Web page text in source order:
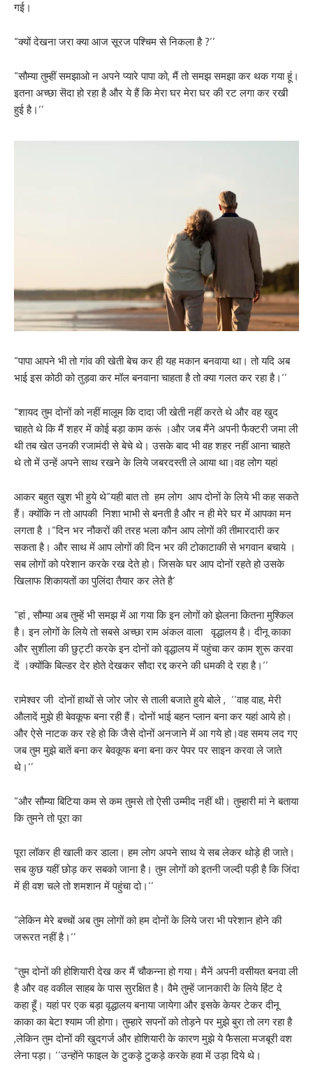
गई।
“क्यों देखना जरा क्या आज सूरज पश्चिम से निकला है ?’’
“सौम्या तुम्हीं समझाओ न अपने प्यारे पापा को, मैं तो समझ समझा कर थक गया हूं।
इतना अच्छा सॆदा हो रहा है और ये हैं कि मेरा घर मेरा घर की रट लगा कर रखी
हुई है।‘’
“पापा आपने भी तो गांव की खेती बेच कर ही यह मकान बनवाया था। तो यदि अब
भाई इस कोठी को तुड़वा कर मॉल बनवाना चाहता है तो क्या गलत कर रहा है।‘’
“शायद तुम दोनों को नहीं मालूम कि दादा जी खेती नहीं करते थे और वह खुद
चाहते थे कि मैं शहर में कोई बड़ा काम करूं ।और जब मैंने अपनी फैक्टरी जमा ली
थी तब खेत उनकी रजामंदी से बेचे थे। उसके बाद भी वह शहर नहीं आना चाहते
थे तो में उन्हें अपने साथ रखने के लिये जबरदस्ती ले आया था।वह लोग यहां
आकर बहुत खुश भी हुये थे“यही बात तो हम लोग आप दोनों के लिये भी कह सकते
हैं। क्योंकि न तो आपकी निशा भाभी से बनती है और न ही मेरे घर में आपका मन
लगता है ।“दिन भर नौकरों की तरह भला कौन आप लोगों की तीमारदारी कर
सकता है। और साथ में आप लोगों की दिन भर की टोकाटाकी से भगवान बचाये ।
सब लोगों को परेशान करके रख देते हो। जिसके घर आप दोनों रहते हो उसके
खिलाफ शिकायतों का पुलिंदा तैयार कर लेते है’
“हां , सौम्या अब तुम्हें भी समझ में आ गया कि इन लोगों को झेलना कितना मुश्किल
है। इन लोगों के लिये तो सबसे अच्छा राम अंकल वाला वृद्धालय है। दीनू काका
और सुशीला की छुट्टी करके इन दोनों को वृद्धालय में पहुंचा कर काम शुरू करवा
दें ।क्योंकि बिल्डर देर होते देखकर सौदा रद्द करने की धमकी दे रहा है।‘’
रामेश्वर जी दोनों हाथों से जोर जोर से ताली बजाते हुये बोले , ‘’वाह वाह, मेरी
औलादें मुझे ही बेवकूफ बना रही हैं। दोनों भाई बहन प्लान बना कर यहां आये हो।
और ऐसे नाटक कर रहे हो कि जैसे दोनों अनजाने में आ गये हो।वह समय लद गए
जब तुम मुझे बातें बना कर बेवकूफ बना बना कर पेपर पर साइन करवा ले जाते
थे।‘’
“और सौम्या बिटिया कम से कम तुमसे तो ऐसी उम्मीद नहीं थी। तुम्हारी मां ने बताया
कि तुमने तो पूरा का
पूरा लॉकर ही खाली कर डाला। हम लोग अपने साथ ये सब लेकर थोड़े ही जाते।
सब कुछ यहीं छोड़ कर सबको जाना है। तुम लोगों को इतनी जल्दी पड़ी है कि जिंदा
में ही वश चले तो शमशान में पहुंचा दो।‘’
“लेकिन मेरे बच्चों अब तुम लोगों को हम दोनों के लिये जरा भी परेशान होने की
जरूरत नहीं है।‘’
“तुम दोनों की होशियारी देख कर मैं चौकन्ना हो गया। मैनें अपनी वसीयत बनवा ली
है और वह वकील साहब के पास सुरक्षित है। वैमे तुम्हें जानकारी के लिये हिंट दे
कहा हूँ। यहां पर एक बड़ा वृद्धालय बनाया जायेगा और इसके केयर टेकर दीनू
काका का बेटा श्याम जी होगा। तुम्हारे सपनों को तोड़ने पर मुझे बुरा तो लग रहा है
,लेकिन तुम दोनों की खुदगर्ज और होशियारी के कारण मुझे ये फैसला मजबूरी वश
लेना पड़ा। ‘’उन्होंने फाइल के टुकड़े टुकड़े करके हवा में उड़ा दिये थे।